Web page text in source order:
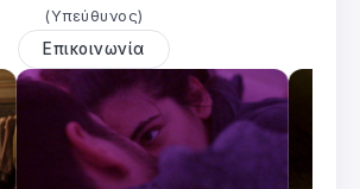
(Υπεύθυνος)
Επικοινωνία